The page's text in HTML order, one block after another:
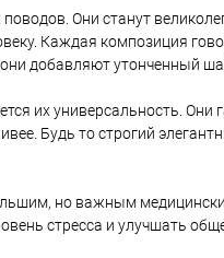
Они станут
Каждая композиция
добавляют утонченный
их универсальность.
Будь то строгий
но важным
стресса и улучшать